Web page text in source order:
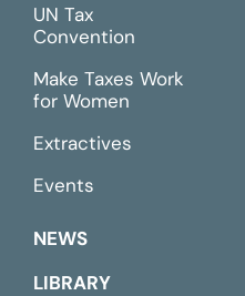
UN Tax
Convention
Make Taxes Work
for Women
Extractives
Events
NEWS
LIBRARY